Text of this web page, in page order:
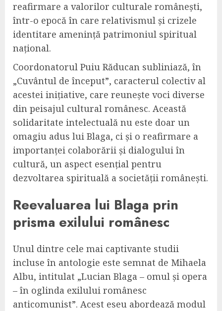
reafirmare a valorilor culturale românești,
într-o epocă în care relativismul și crizele
identitare amenință patrimoniul spiritual
național.
Coordonatorul Puiu Răducan subliniază, în
„Cuvântul de început”, caracterul colectiv al
acestei inițiative, care reunește voci diverse
din peisajul cultural românesc. Această
solidaritate intelectuală nu este doar un
omagiu adus lui Blaga, ci și o reafirmare a
importanței colaborării și dialogului în
cultură, un aspect esențial pentru
dezvoltarea spirituală a societății românești.
Reevaluarea lui Blaga prin
prisma exilului românesc
Unul dintre cele mai captivante studii
incluse în antologie este semnat de Mihaela
Albu, intitulat „Lucian Blaga – omul și opera
– în oglinda exilului românesc
anticomunist”. Acest eseu abordează modul